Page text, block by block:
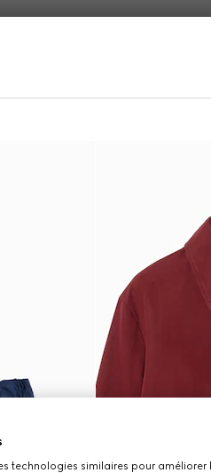
technologies similaires pour améliorer